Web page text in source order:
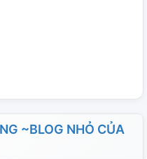
~BLOG NHỎ CỦA